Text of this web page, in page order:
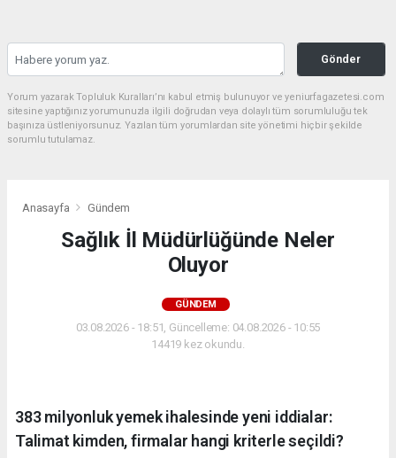
Gönder
Yorum yazarak Topluluk Kuralları’nı kabul etmiş bulunuyor ve yeniurfagazetesi.com
sitesine yaptığınız yorumunuzla ilgili doğrudan veya dolaylı tüm sorumluluğu tek
başınıza üstleniyorsunuz. Yazılan tüm yorumlardan site yönetimi hiçbir şekilde
sorumlu tutulamaz.
Anasayfa Gündem
Sağlık İl Müdürlüğünde Neler
Oluyor
GÜNDEM
03.08.2026 - 18:51, Güncelleme: 04.08.2026 - 10:55
14419 kez okundu.
383 milyonluk yemek ihalesinde yeni iddialar:
Talimat kimden, firmalar hangi kriterle seçildi?